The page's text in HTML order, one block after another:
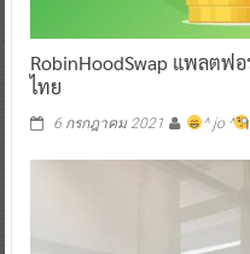
RobinHoodSwap แพลตฟ
ไทย
6 กรกฎาคม 2021 ^ jo ^